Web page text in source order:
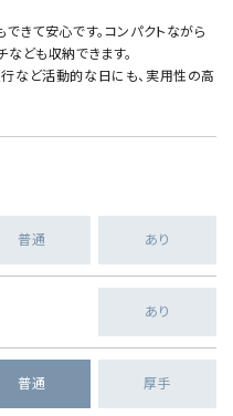
きて安心です。コンパクトながら
ども収納できます。
など活動的な日にも、実用性の高
普通 あり
あり
普通 厚手